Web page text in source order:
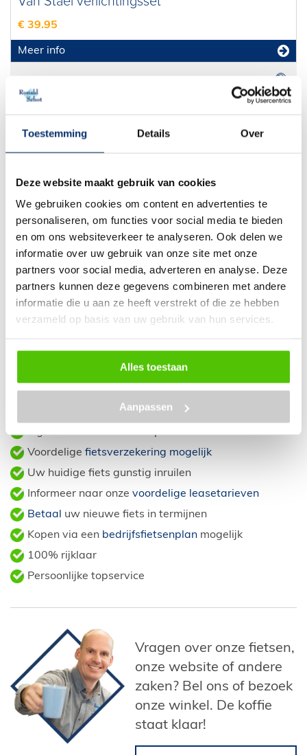
Toestemming Details Over
Deze website maakt gebruik van cookies
We gebruiken cookies om content en advertenties te
personaliseren, om functies voor social media te bieden
en om ons websiteverkeer te analyseren. Ook delen we
informatie over uw gebruik van onze site met onze
partners voor social media, adverteren en analyse. Deze
partners kunnen deze gegevens combineren met andere
informatie die u aan ze heeft verstrekt of die ze hebben
verzameld op basis van uw gebruik van hun services.
Alles toestaan
Aanpassen
€ 39.95
Meer info
Gazelle Van Stael
999,-
Bestel deze fiets
Framemaat bepalen
Showroom afspraak
Informeer vrijblijvend
slechts €59,-Klik hiervoor meer informatie.
bij aankoop van een fiets
EigenService & Garantieplan
Voordelige fietsverzekering mogelijk
Uw huidige fiets gunstig inruilen
Informeer naar onze voordelige leasetarieven
Betaal uw nieuwe fiets in termijnen
Kopen via een bedrijfsfietsenplan mogelijk
100% rijklaar
Persoonlijke topservice
Vragen over onze fietsen,
onze website of andere
zaken? Bel ons of bezoek
onze winkel. De koffie
staat klaar!